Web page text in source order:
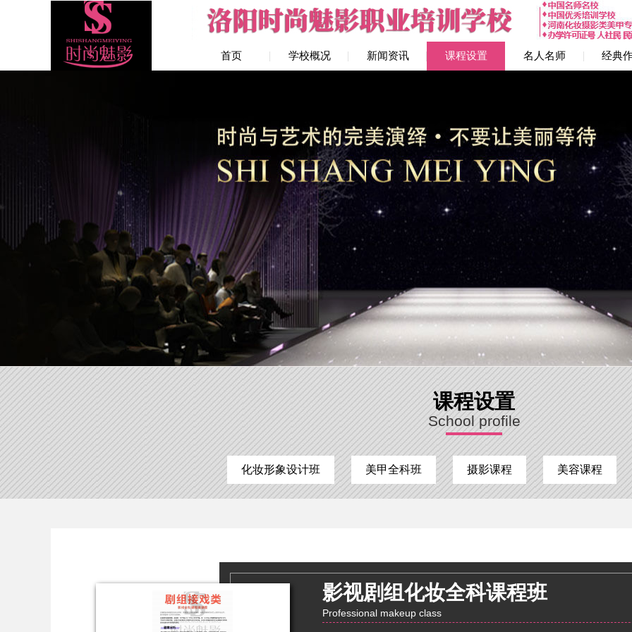
首页 学校概况 新闻资讯 课程设置 名人名师 经典
课程设置
School profile
化妆形象设计班 美甲全科班 摄影课程 美容课程
影视剧组化妆全科课程班
Professional makeup class